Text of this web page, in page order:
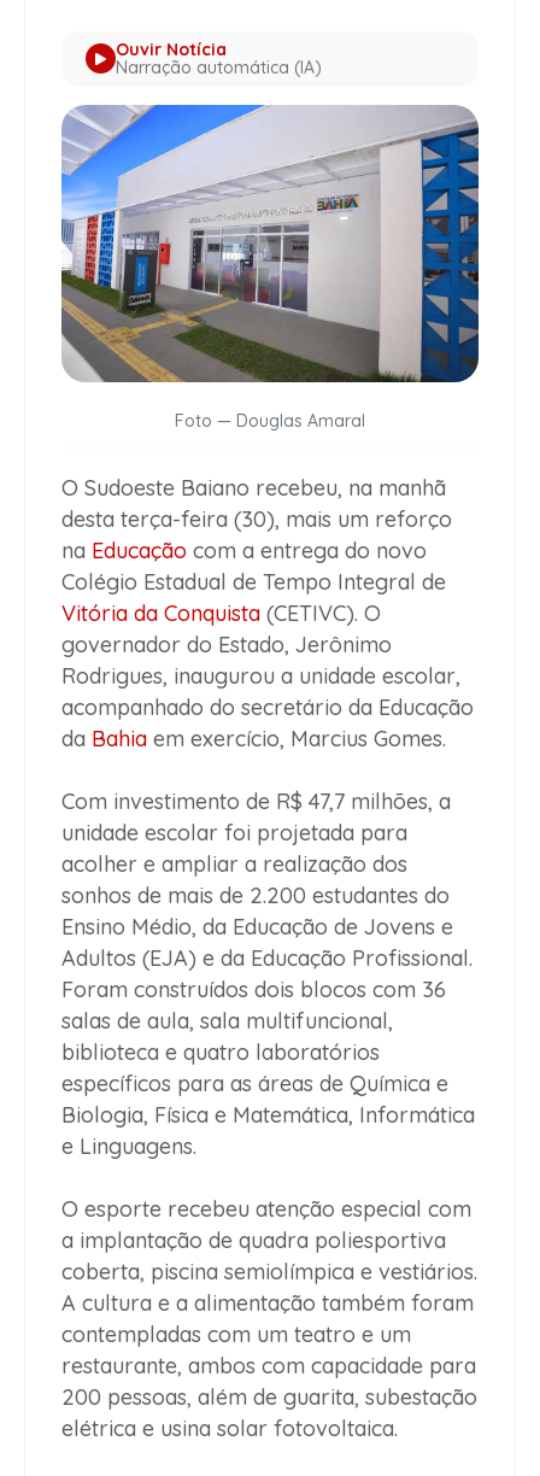
Ouvir Notícia
Narração automática (IA)
Foto — Douglas Amaral
O Sudoeste Baiano recebeu, na manhã
desta terça-feira (30), mais um reforço
na Educação com a entrega do novo
Colégio Estadual de Tempo Integral de
Vitória da Conquista (CETIVC). O
governador do Estado, Jerônimo
Rodrigues, inaugurou a unidade escolar,
acompanhado do secretário da Educação
da Bahia em exercício, Marcius Gomes.
Com investimento de R$ 47,7 milhões, a
unidade escolar foi projetada para
acolher e ampliar a realização dos
sonhos de mais de 2.200 estudantes do
Ensino Médio, da Educação de Jovens e
Adultos (EJA) e da Educação Profissional.
Foram construídos dois blocos com 36
salas de aula, sala multifuncional,
biblioteca e quatro laboratórios
específicos para as áreas de Química e
Biologia, Física e Matemática, Informática
e Linguagens.
O esporte recebeu atenção especial com
a implantação de quadra poliesportiva
coberta, piscina semiolímpica e vestiários.
A cultura e a alimentação também foram
contempladas com um teatro e um
restaurante, ambos com capacidade para
200 pessoas, além de guarita, subestação
elétrica e usina solar fotovoltaica.